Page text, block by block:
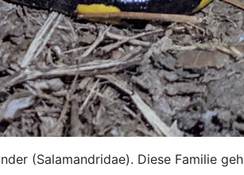
(Salamandridae). Diese Familie